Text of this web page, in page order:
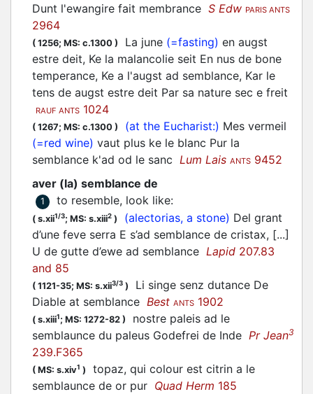
Dunt l'ewangire fait membrance S Edw PARIS ANTS
2964
( 1256; MS: c.1300 ) La june (=fasting) en augst
estre deit, Ke la malancolie seit En nus de bone
temperance, Ke a l'augst ad semblance, Kar le
tens de augst estre deit Par sa nature sec e freit
RAUF ANTS 1024
( 1267; MS: c.1300 ) (at the Eucharist:) Mes vermeil
(=red wine) vaut plus ke le blanc Pur la
semblance k'ad od le sanc Lum Lais ANTS 9452
aver (la) semblance de
1 to resemble, look like:
( s.xii1/3; MS: s.xiii2 ) (alectorias, a stone) Del grant
d’une feve serra E s’ad semblance de cristax, [...]
U de gutte d’ewe ad semblance Lapid 207.83
and 85
( 1121-35; MS: s.xii3/3 )
Li singe senz dutance De
Diable at semblance Best ANTS 1902
( s.xiii1 ; MS: 1272-82 )
nostre paleis ad le
semblaunce du paleus Godefrei de Inde Pr Jean3
239.F365
( MS: s.xiv1 )
topaz, qui colour est citrin a le
semblaunce de or pur Quad Herm 185